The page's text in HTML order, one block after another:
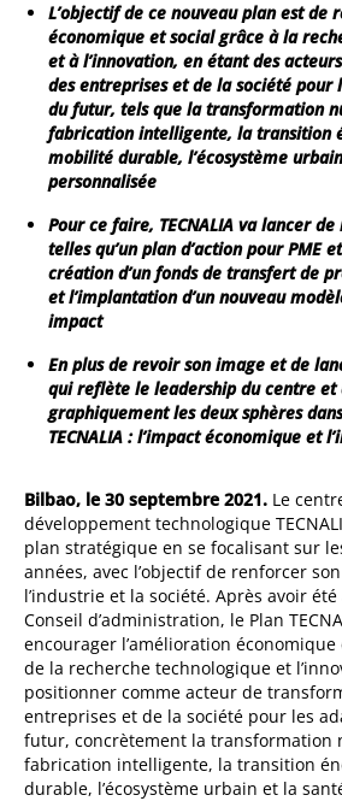
L’objectif de ce nouveau plan est de
économique et social grâce à la
et à l’innovation, en étant des
des entreprises et de la société pour
du futur, tels que la transformation
fabrication intelligente, la transition
mobilité durable, l’écosystème
personnalisée
Pour ce faire, TECNALIA va lancer
telles qu’un plan d’action pour PME
création d’un fonds de transfert de
et l’implantation d’un nouveau
impact
En plus de revoir son image et de
qui reflète le leadership du centre et
graphiquement les deux sphères
TECNALIA : l’impact économique et
Bilbao, le 30 septembre 2021. Le
développement technologique
plan stratégique en se focalisant sur
années, avec l’objectif de renforcer
l’industrie et la société. Après avoir
Conseil d’administration, le Plan
encourager l’amélioration
de la recherche technologique et
positionner comme acteur de
entreprises et de la société pour les
futur, concrètement la transformation
fabrication intelligente, la transition
durable, l’écosystème urbain et la